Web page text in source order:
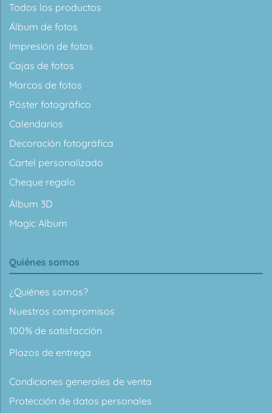
Todos los productos
Álbum de fotos
Impresión de fotos
Cajas de fotos
Marcos de fotos
Póster fotográfico
Calendarios
Decoración fotográfica
Cartel personalizado
Cheque regalo
Álbum 3D
Magic Album
Quiénes somos
¿Quiénes somos?
Nuestros compromisos
100% de satisfacción
Plazos de entrega
Condiciones generales de venta
Protección de datos personales